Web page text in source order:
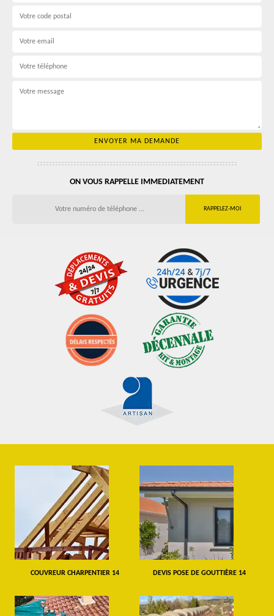
ON VOUS RAPPELLE IMMEDIATEMENT
COUVREUR CHARPENTIER 14 DEVIS POSE DE GOUTTIÈRE 14